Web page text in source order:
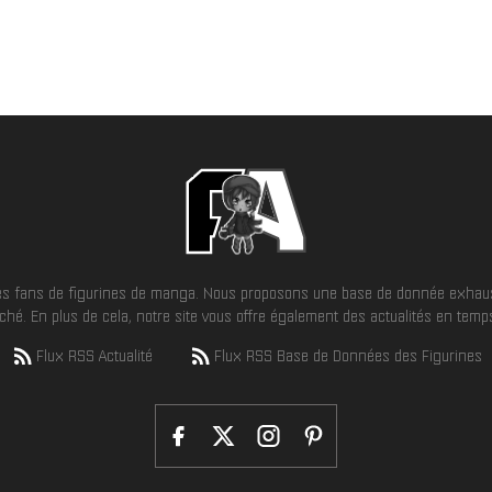
fans de figurines de manga. Nous proposons une base de donnée
En plus de cela, notre site vous offre également des actualités en
Flux RSS Actualité
Flux RSS Base de Données des Figurines